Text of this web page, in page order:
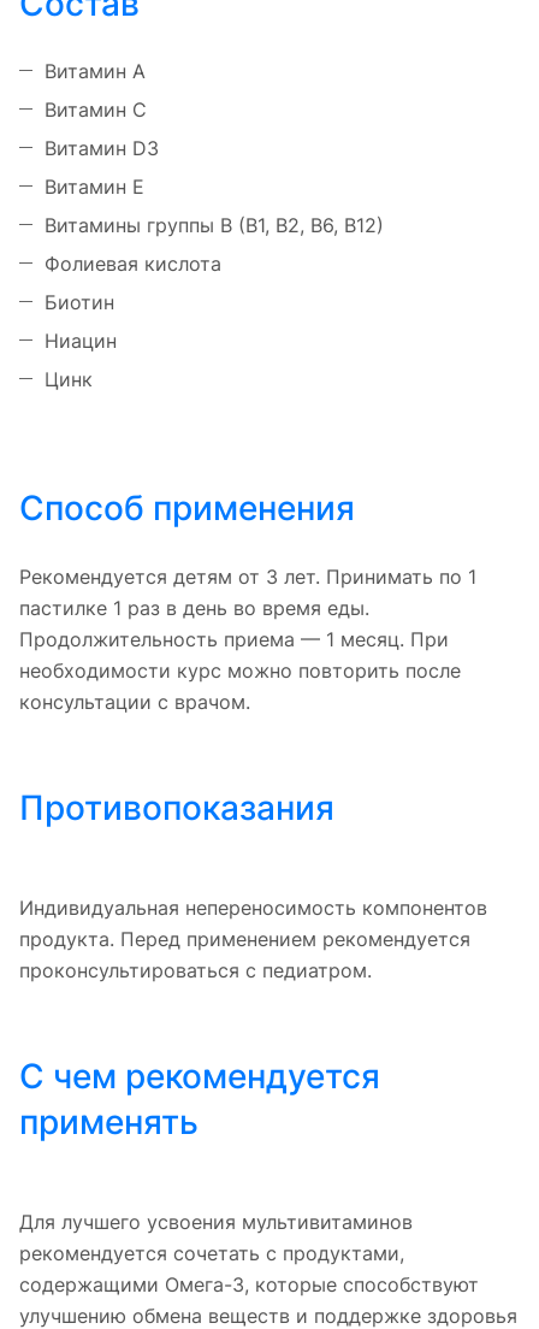
Витамин A
Витамин C
Витамин D3
Витамин E
Витамины группы B (B1, B2, B6, B12)
Фолиевая кислота
Биотин
Ниацин
Цинк
Способ применения
Рекомендуется детям от 3 лет. Принимать по 1
пастилке 1 раз в день во время еды.
Продолжительность приема — 1 месяц. При
необходимости курс можно повторить после
консультации с врачом.
Противопоказания
Индивидуальная непереносимость компонентов
продукта. Перед применением рекомендуется
проконсультироваться с педиатром.
С чем рекомендуется
применять
Для лучшего усвоения мультивитаминов
рекомендуется сочетать с продуктами,
содержащими Омега-3, которые способствуют
улучшению обмена веществ и поддержке здоровья